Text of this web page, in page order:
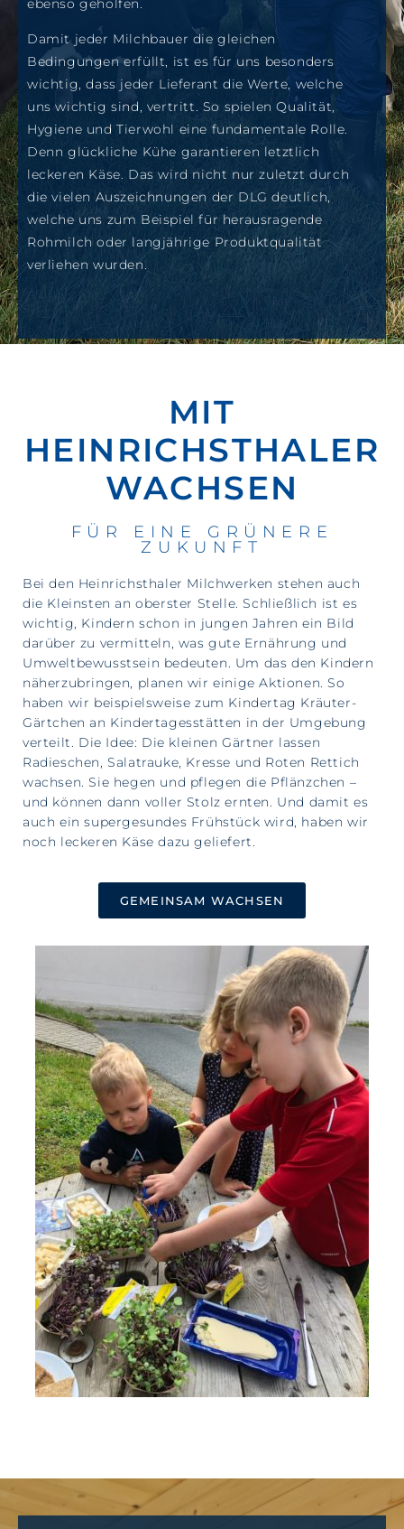
ebenso geholfen.
Damit jeder Milchbauer die gleichen
Bedingungen erfüllt, ist es für uns besonders
wichtig, dass jeder Lieferant die Werte, welche
uns wichtig sind, vertritt. So spielen Qualität,
Hygiene und Tierwohl eine fundamentale Rolle.
Denn glückliche Kühe garantieren letztlich
leckeren Käse. Das wird nicht nur zuletzt durch
die vielen Auszeichnungen der DLG deutlich,
welche uns zum Beispiel für herausragende
Rohmilch oder langjährige Produktqualität
verliehen wurden.
MIT
HEINRICHSTHALER
WACHSEN
FÜR EINE GRÜNERE
ZUKUNFT
Bei den Heinrichsthaler Milchwerken stehen auch
die Kleinsten an oberster Stelle. Schließlich ist es
wichtig, Kindern schon in jungen Jahren ein Bild
darüber zu vermitteln, was gute Ernährung und
Umweltbewusstsein bedeuten. Um das den Kindern
näherzubringen, planen wir einige Aktionen. So
haben wir beispielsweise zum Kindertag Kräuter-
Gärtchen an Kindertagesstätten in der Umgebung
verteilt. Die Idee: Die kleinen Gärtner lassen
Radieschen, Salatrauke, Kresse und Roten Rettich
wachsen. Sie hegen und pflegen die Pflänzchen –
und können dann voller Stolz ernten. Und damit es
auch ein supergesundes Frühstück wird, haben wir
noch leckeren Käse dazu geliefert.
GEMEINSAM WACHSEN